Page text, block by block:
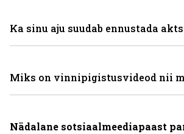
Ka sinu aju suudab ennustada
Miks on vinni­pigistusvideod nii
Nädalane sotsiaalmeediapaast